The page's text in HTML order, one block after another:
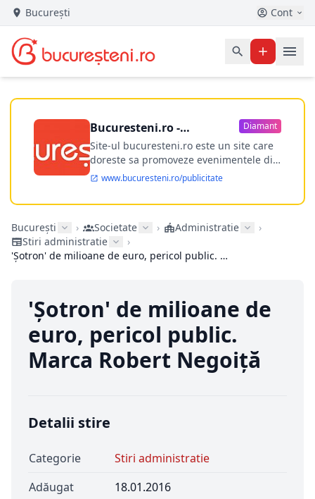
București Cont
Bucuresteni.ro -
publicitate online
Diamant
Site-ul bucuresteni.ro este un site care
doreste sa promoveze evenimentele din
Bucuresti si nu numai, sa puna la
dispozitia utilizatorului cea mai
performanta harta electronica a
ofere posibilitatea firmel...
www.bucuresteni.ro/publicitate
București › Societate › Administratie
›
Stiri administratie
›
'Șotron' de milioane de euro, pericol public. Marca Robert Negoiță
'Șotron' de milioane de
euro, pericol public.
Marca Robert Negoiță
Detalii stire
Categorie
Stiri administratie
Adăugat
18.01.2016